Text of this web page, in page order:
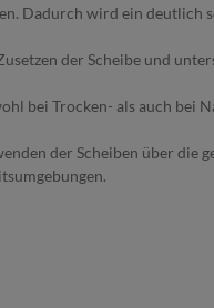
Dadurch wird ein deutlich
der Scheibe und
bei Trocken- als auch bei
der Scheiben über die